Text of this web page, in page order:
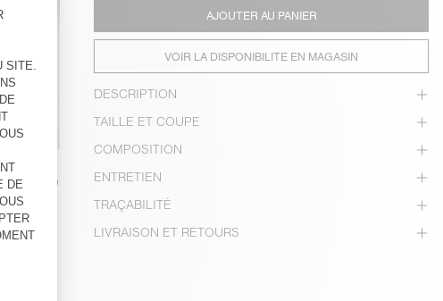
AJOUTER AU PANIER
VOIR LA DISPONIBILITE EN MAGASIN
DESCRIPTION
TAILLE ET COUPE
COMPOSITION
ENTRETIEN
TRAÇABILITÉ
LIVRAISON ET RETOURS